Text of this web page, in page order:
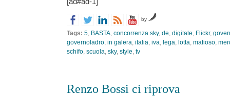
by
Tags: 5, BASTA, concorrenza.sky, de, digitale, Flickr,
governoladro, in galera, italia, iva, lega, lotta, mafioso,
schifo, scuola, sky, style, tv
Renzo Bossi ci riprova